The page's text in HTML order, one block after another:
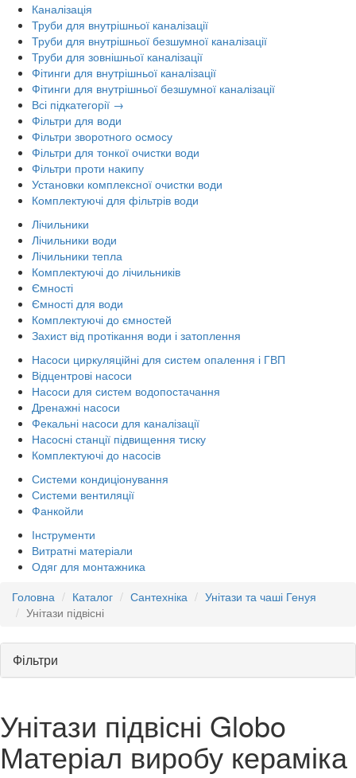
Каналізація
Труби для внутрішньої каналізації
Труби для внутрішньої безшумної каналізації
Труби для зовнішньої каналізації
Фітинги для внутрішньої каналізації
Фітинги для внутрішньої безшумної каналізації
Всі підкатегорії →
Фільтри для води
Фільтри зворотного осмосу
Фільтри для тонкої очистки води
Фільтри проти накипу
Установки комплексної очистки води
Комплектуючі для фільтрів води
Лічильники
Лічильники води
Лічильники тепла
Комплектуючі до лічильників
Ємності
Ємності для води
Комплектуючі до ємностей
Захист від протікання води і затоплення
Насоси циркуляційні для систем опалення і ГВП
Відцентрові насоси
Насоси для систем водопостачання
Дренажні насоси
Фекальні насоси для каналізації
Насосні станції підвищення тиску
Комплектуючі до насосів
Системи кондиціонування
Системи вентиляції
Фанкойли
Інструменти
Витратні матеріали
Одяг для монтажника
Головна
Каталог Сантехніка
Унітази та чаші Генуя
Унітази підвісні
Фільтри
Унітази підвісні Globo
Матеріал виробу кераміка